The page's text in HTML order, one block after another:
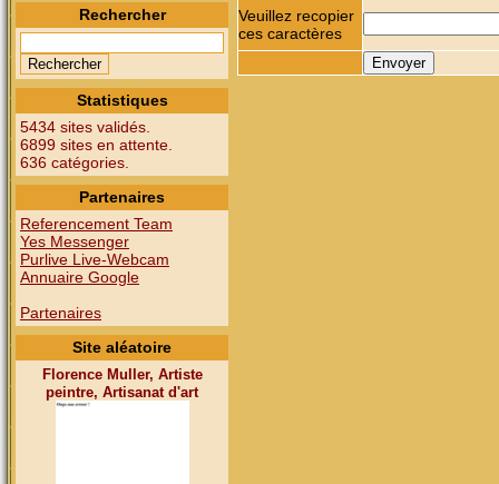
Rechercher
Statistiques
5434 sites validés.
6899 sites en attente.
636 catégories.
Partenaires
Referencement Team
Yes Messenger
Purlive Live-Webcam
Annuaire Google
Partenaires
Site aléatoire
Florence Muller, Artiste
peintre, Artisanat d'art
Veuillez recopier
ces caractères